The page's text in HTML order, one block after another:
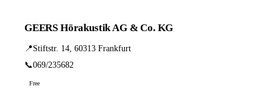
GEERS Hörakustik AG & Co. KG
📍Stiftstr. 14, 60313 Frankfurt
📞069/235682
Free